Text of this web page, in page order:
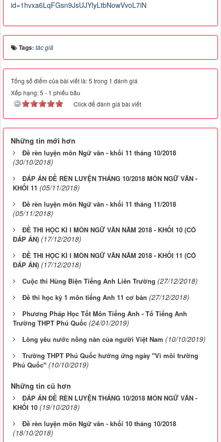
id=1hvxa6LqFGsn9JsUJYlyLtbNowVvoL7iN
Tags: tác giả
Tổng số điểm của bài viết là: 5 trong 1 đánh giá
Xếp hạng:5 - 1 phiếu bầu
Click để đánh giá bài viết
Những tin mới hơn
Đề rèn luyện môn Ngữ văn - khối 11 tháng 10/2018
(30/10/2018)
ĐÁP ÁN ĐỀ RÈN LUYỆN THÁNG 10/2018 MÔN NGỮ VĂN -
KHỐI 11 (05/11/2018)
Đề rèn luyện môn Ngữ văn - khối 11 tháng 11/2018
(05/11/2018)
ĐỀ THI HỌC KÌ I MÔN NGỮ VĂN NĂM 2018 - KHỐI 10 (CÓ
ĐÁP ÁN) (17/12/2018)
ĐỀ THI HỌC KÌ I MÔN NGỮ VĂN NĂM 2018 - KHỐI 11 (CÓ
ĐÁP ÁN) (17/12/2018)
Cuộc thi Hùng Biện Tiếng Anh Liên Trường (27/12/2018)
Đề thi học kỳ 1 môn tiếng Anh 11 cơ bản (27/12/2018)
Phương Pháp Học Tốt Môn Tiếng Anh - Tổ Tiếng Anh
Trường THPT Phú Quốc (24/01/2019)
Lòng yêu nước nồng nàn của người Việt Nam (10/10/2019)
Trường THPT Phú Quốc hưởng ứng ngày "Vì môi trường
Phú Quốc" (10/10/2019)
Những tin cũ hơn
ĐÁP ÁN ĐỀ RÈN LUYỆN THÁNG 10/2018 MÔN NGỮ VĂN -
KHỐI 10 (19/10/2018)
Đề rèn luyện môn Ngữ văn - khối 10 tháng 10/2018
(18/10/2018)